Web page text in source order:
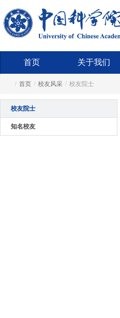
首页 关于我们
/ 首页 / 校友风采 / 校友院士
校友院士
知名校友